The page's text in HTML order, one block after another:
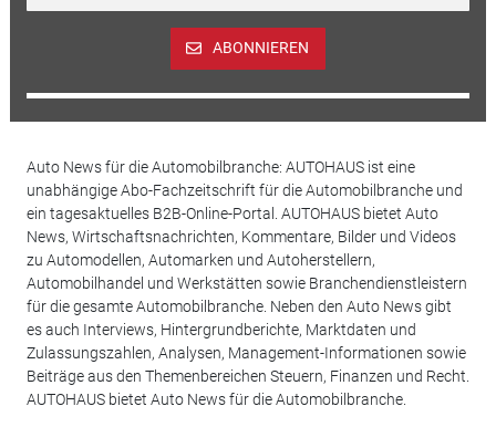
ABONNIEREN
Auto News für die Automobilbranche: AUTOHAUS ist eine
unabhängige Abo-Fachzeitschrift für die Automobilbranche und
ein tagesaktuelles B2B-Online-Portal. AUTOHAUS bietet Auto
News, Wirtschaftsnachrichten, Kommentare, Bilder und Videos
zu Automodellen, Automarken und Autoherstellern,
Automobilhandel und Werkstätten sowie Branchendienstleistern
für die gesamte Automobilbranche. Neben den Auto News gibt
es auch Interviews, Hintergrundberichte, Marktdaten und
Zulassungszahlen, Analysen, Management-Informationen sowie
Beiträge aus den Themenbereichen Steuern, Finanzen und Recht.
AUTOHAUS bietet Auto News für die Automobilbranche.